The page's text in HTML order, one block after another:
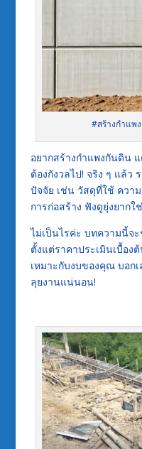
#สร้างกำแพ
อยากสร้างกำแพงกันดิน
ต้องกังวลไป! จริง ๆ แล้ว
ปัจจัย เช่น วัสดุที่ใช้ ควา
การก่อสร้าง ฟังดูยุ่งยากใ
ไม่เป็นไรค่ะ บทความนี้จ
ตั้งแต่ราคาประเมินเบื้อง
เหมาะกับงบของคุณ บอก
ลุยงานแน่นอน!